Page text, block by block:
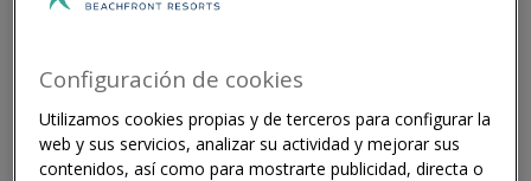
La segunda promoción del programa contará con
aprendices.
Configuración de cookies
Utilizamos cookies propias y de terceros para configurar la
web y sus servicios, analizar su actividad y mejorar sus
contenidos, así como para mostrarte publicidad, directa o